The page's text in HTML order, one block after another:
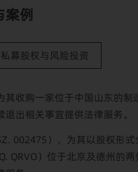
例
私募股权与风险投资
其收购一家位于中国山东的制
出相关事宜提供法律服务。
002475），为其以股权形式
QRVO）位于北京及德州的